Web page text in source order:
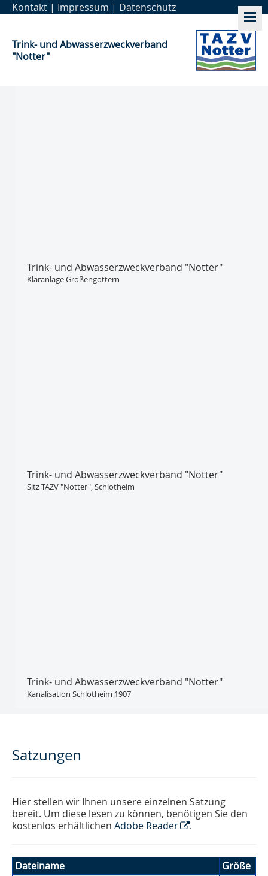
Kontakt | Impressum | Datenschutz
Trink- und Abwasser­zweckverband
"Notter"
Trink- und Abwasser­zweckverband "Notter"
Kläranlage Großengottern
Trink- und Abwasser­zweckverband "Notter"
Sitz TAZV "Notter", Schlotheim
Trink- und Abwasser­zweckverband "Notter"
Kanalisation Schlotheim 1907
Satzungen
Hier stellen wir Ihnen unsere einzelnen Satzung
bereit. Um diese lesen zu können, benötigen Sie den
kostenlos erhältlichen Adobe Reader .
Dateiname
Größe